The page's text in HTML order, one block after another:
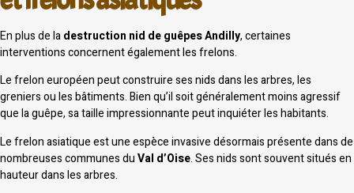
En plus de ladestruction nid de guêpes Andilly, certaines
interventions concernent également les frelons.
Le frelon européen peut construire ses nids dans les arbres, les
greniers ou les bâtiments. Bien qu’il soit généralement moins agressif
que la guêpe, sa taille impressionnante peut inquiéter les habitants.
Le frelon asiatique est une espèce invasive désormais présente dans de
nombreuses communes duVal d’Oise. Ses nids sont souvent situés en
hauteur dans les arbres.